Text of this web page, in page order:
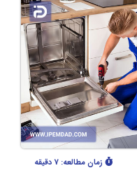
زمان مطالعه: 7 دقیقه